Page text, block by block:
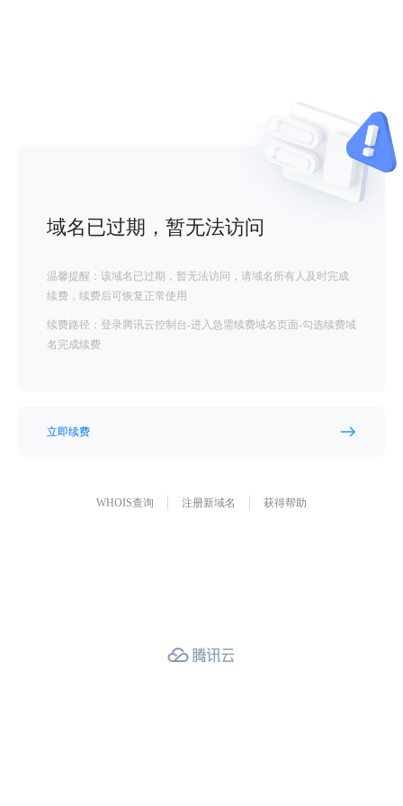
域名已过期，暂无法访问
温馨提醒：该域名已过期，暂无法访问，请域名所有人及时完成
续费，续费后可恢复正常使用
续费路径：登录腾讯云控制台-进入急需续费域名页面-勾选续费域
名完成续费
立即续费
WHOIS查询 注册新域名 获得帮助